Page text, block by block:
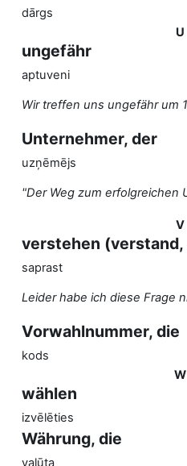
dārgs
U
ungefähr
aptuveni
Wir treffen uns ungefähr um
Unternehmer, der
uzņēmējs
"Der Weg zum erfolgreichen
V
verstehen
saprast
Leider habe ich diese Frage
Vorwahlnummer, die
kods
W
wählen
izvēlēties
Währung, die
valūta